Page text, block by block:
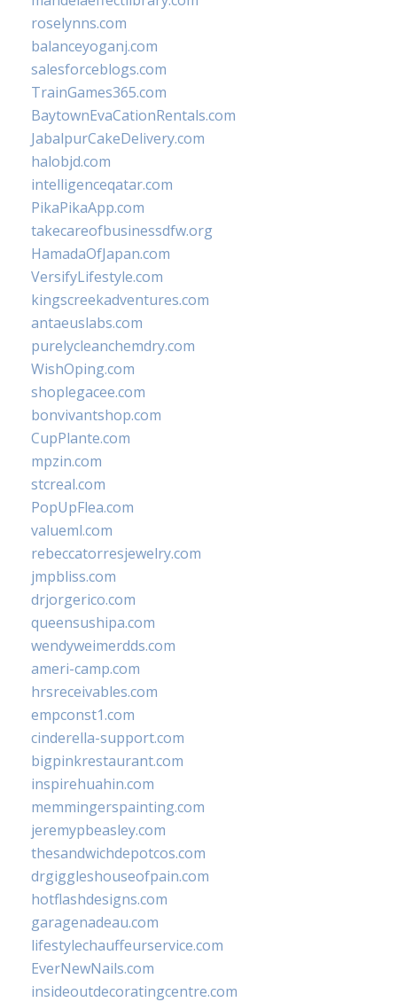
roselynns.com
balanceyoganj.com
salesforceblogs.com
TrainGames365.com
BaytownEvaCationRentals.com
JabalpurCakeDelivery.com
halobjd.com
intelligenceqatar.com
PikaPikaApp.com
takecareofbusinessdfw.org
HamadaOfJapan.com
VersifyLifestyle.com
kingscreekadventures.com
antaeuslabs.com
purelycleanchemdry.com
WishOping.com
shoplegacee.com
bonvivantshop.com
CupPlante.com
mpzin.com
stcreal.com
PopUpFlea.com
valueml.com
rebeccatorresjewelry.com
jmpbliss.com
drjorgerico.com
queensushipa.com
wendyweimerdds.com
ameri-camp.com
hrsreceivables.com
empconst1.com
cinderella-support.com
bigpinkrestaurant.com
inspirehuahin.com
memmingerspainting.com
jeremypbeasley.com
thesandwichdepotcos.com
drgiggleshouseofpain.com
hotflashdesigns.com
garagenadeau.com
lifestylechauffeurservice.com
EverNewNails.com
insideoutdecoratingcentre.com